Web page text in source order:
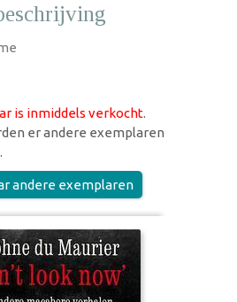
is inmiddels verkocht.
er andere exemplaren
andere exemplaren